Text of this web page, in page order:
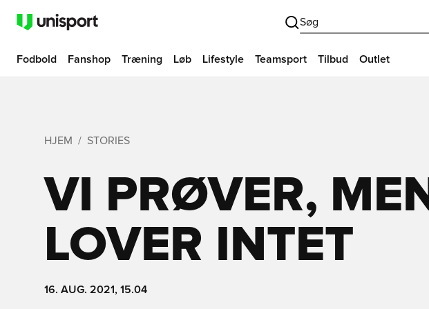
Søg
Fodbold Fanshop Træning Løb Lifestyle Teamsport Tilbud Outlet
HJEM STORIES
VI PRØVER, MEN
LOVER INTET
16. AUG. 2021, 15.04